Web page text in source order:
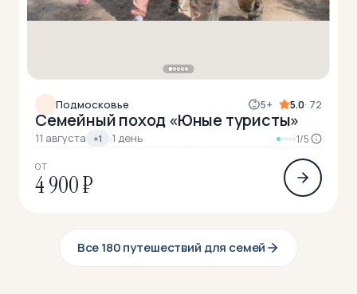
Подмосковье 5+ 5.0· 72
Семейный поход «Юные туристы»
11 августа +1 ·1 день 1/5
ОТ
4 900 ₽
Все 180 путешествий для семей